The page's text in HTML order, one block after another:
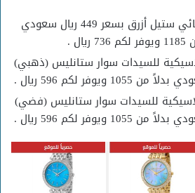
ساعة سوايار نسائي ستيل أزرق بسعر 449 ريال سعودي
.
للسيدات سوار ستانليس (ذهبي)
للسيدات سوار ستانليس (فضي)